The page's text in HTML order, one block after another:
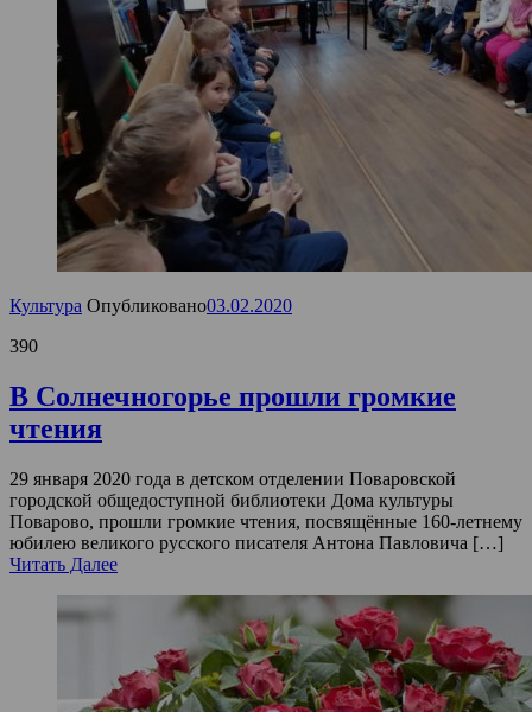
Культура Опубликовано03.02.2020
390
В Солнечногорье прошли громкие
чтения
29 января 2020 года в детском отделении Поваровской
городской общедоступной библиотеки Дома культуры
Поварово, прошли громкие чтения, посвящённые 160-летнему
юбилею великого русского писателя Антона Павловича […]
Читать Далее